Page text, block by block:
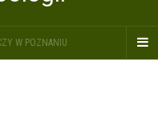
W POZNANIU